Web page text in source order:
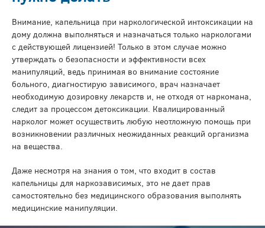
Внимание, капельница при наркологической интоксикации на
дому должна выполняться и назначаться только наркологами
с действующей лицензией! Только в этом случае можно
утверждать о безопасности и эффективности всех
манипуляций, ведь принимая во внимание состояние
больного, диагностирую зависимого, врач назначает
необходимую дозировку лекарств и, не отходя от наркомана,
следит за процессом детоксикации. Квалицированный
нарколог может осуществить любую неотложную помощь при
возникновении различных неожиданных реакций организма
на вещества.
Даже несмотря на знания о том, что входит в состав
капельницы для наркозависимых, это не дает прав
самостоятельно без медицинского образования выполнять
медицинские манипуляции.